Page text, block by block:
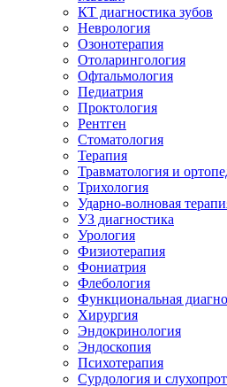
КТ диагностика зубов
Неврология
Озонотерапия
Отоларингология
Офтальмология
Педиатрия
Проктология
Рентген
Стоматология
Терапия
Травматология и
Трихология
Ударно-волновая
УЗ диагностика
Урология
Физиотерапия
Фониатрия
Флебология
Функциональная
Хирургия
Эндокринология
Эндоскопия
Психотерапия
Сурдология и